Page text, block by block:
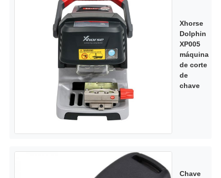
Xhorse
Dolphin
XP005
máquina
de corte
de
chave
Chave